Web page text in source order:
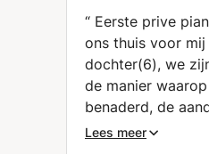
“ Eerste prive
ons thuis voor
dochter(6), we
de manier
benaderd, de
Lees meer